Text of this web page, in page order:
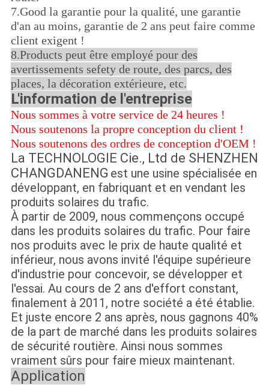
7.Good la garantie pour la qualité, une garantie
d'an au moins, garantie de 2 ans peut faire comme
client exigent !
8.Products peut être employé pour des
avertissements sefety de route, des parcs, des
places, la décoration extérieure, etc.
L'information de l'entreprise
Nous sommes à votre service de 24 heures !
Nous soutenons la propre conception du client !
Nous soutenons des ordres de conception d'OEM !
La TECHNOLOGIE Cie., Ltd de SHENZHEN
CHANGDANENG est une usine spécialisée en
développant, en fabriquant et en vendant les
produits solaires du trafic.
À partir de 2009, nous commençons occupé
dans les produits solaires du trafic. Pour faire
nos produits avec le prix de haute qualité et
inférieur, nous avons invité l'équipe supérieure
d'industrie pour concevoir, se développer et
l'essai. Au cours de 2 ans d'effort constant,
finalement à 2011, notre société a été établie.
Et juste encore 2 ans après, nous gagnons 40%
de la part de marché dans les produits solaires
de sécurité routière. Ainsi nous sommes
vraiment sûrs pour faire mieux maintenant.
Application